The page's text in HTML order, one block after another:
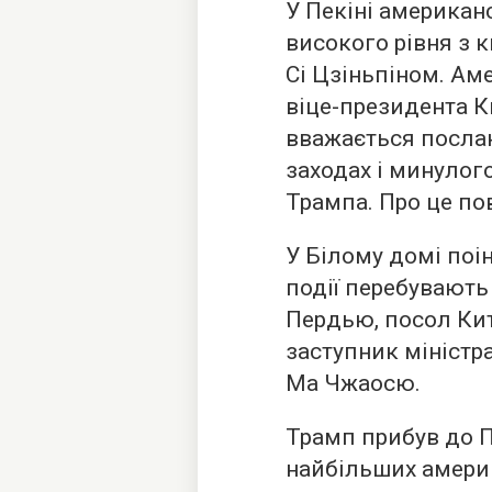
У Пекіні
високого рівня з
Сі Цзіньпіном.
віце-президента
вважається
заходах і
Трампа. Про це
У Білому домі
події
Пердью, посол
заступник
Ма Чжаосю.
Трамп прибув до
найбільших